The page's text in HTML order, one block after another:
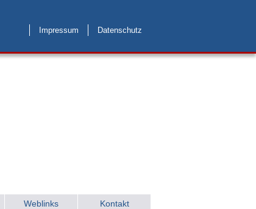
Impressum Datenschutz
Weblinks Kontakt